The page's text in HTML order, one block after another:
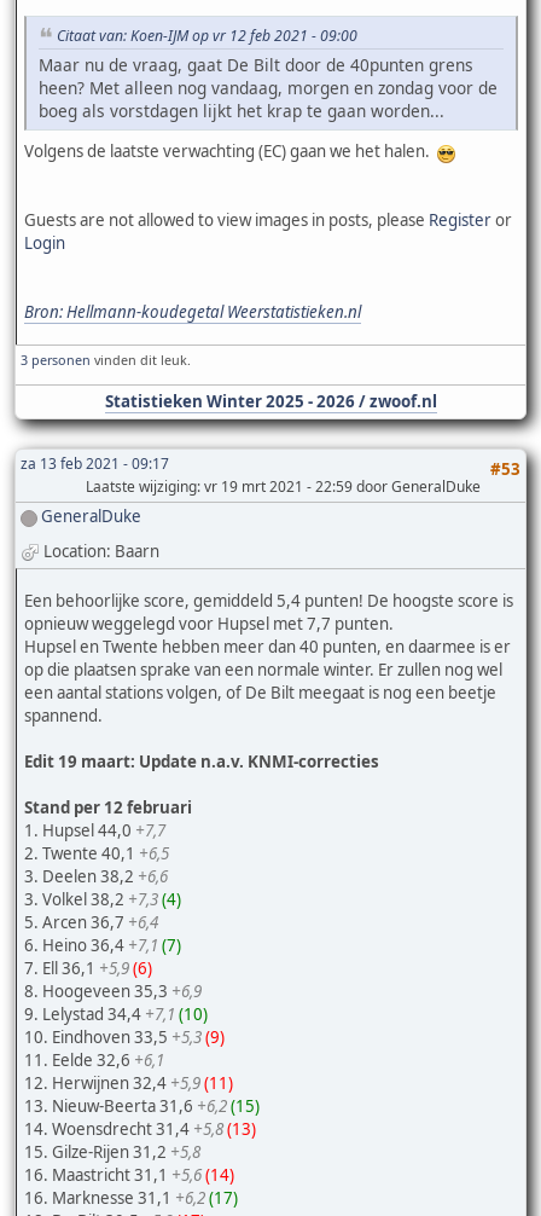
Citaat van: Koen-IJM op vr 12 feb 2021 - 09:00
Maar nu de vraag, gaat De Bilt door de 40punten grens
heen? Met alleen nog vandaag, morgen en zondag voor de
boeg als vorstdagen lijkt het krap te gaan worden...
Volgens de laatste verwachting (EC) gaan we het halen.
Guests are not allowed to view images in posts, please Registeror
Login
Bron: Hellmann-koudegetal Weerstatistieken.nl
3 personen vinden dit leuk.
Statistieken Winter 2025 - 2026 / zwoof.nl
za 13 feb 2021 - 09:17 #53
Laatste wijziging: vr 19 mrt 2021 - 22:59 door GeneralDuke
GeneralDuke
Location: Baarn
Een behoorlijke score, gemiddeld 5,4 punten! De hoogste score is
opnieuw weggelegd voor Hupsel met 7,7 punten.
Hupsel en Twente hebben meer dan 40 punten, en daarmee is er
op die plaatsen sprake van een normale winter. Er zullen nog wel
een aantal stations volgen, of De Bilt meegaat is nog een beetje
spannend.
Edit 19 maart: Update n.a.v. KNMI-correcties
Stand per 12 februari
1. Hupsel 44,0 +7,7
2. Twente 40,1 +6,5
3. Deelen 38,2 +6,6
3. Volkel 38,2 +7,3(4)
5. Arcen 36,7 +6,4
6. Heino 36,4 +7,1 (7)
7. Ell 36,1 +5,9(6)
8. Hoogeveen 35,3 +6,9
9. Lelystad 34,4 +7,1 (10)
10. Eindhoven 33,5 +5,3(9)
11. Eelde 32,6 +6,1
12. Herwijnen 32,4 +5,9(11)
13. Nieuw-Beerta 31,6 +6,2(15)
14. Woensdrecht 31,4 +5,8(13)
15. Gilze-Rijen 31,2 +5,8
16. Maastricht 31,1 +5,6(14)
16. Marknesse 31,1 +6,2(17)